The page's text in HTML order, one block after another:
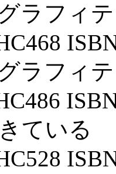
ラフィ
ラフィ
きている